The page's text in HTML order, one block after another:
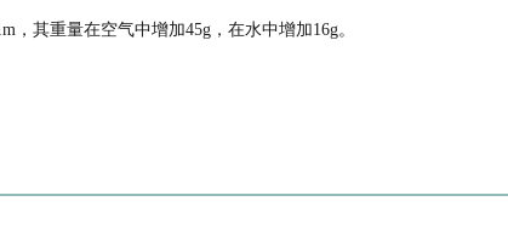
其重量在空气中增加45g，在水中增加16g。